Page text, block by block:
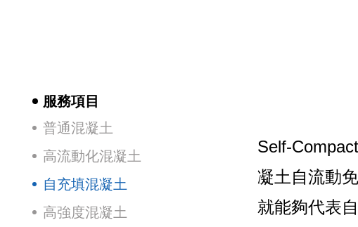
服務項目
普通混凝土
高流動化混凝土
自充填混凝土
高強度混凝土
Self-
凝土自流動
就能夠代表